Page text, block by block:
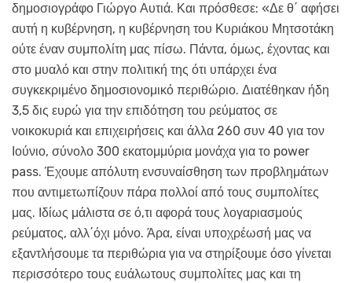
δημοσιογράφο Γιώργο Αυτιά. Και πρόσθεσε: «Δε θ΄ αφήσει
αυτή η κυβέρνηση, η κυβέρνηση του Κυριάκου Μητσοτάκη
ούτε έναν συμπολίτη μας πίσω. Πάντα, όμως, έχοντας και
στο μυαλό και στην πολιτική της ότι υπάρχει ένα
συγκεκριμένο δημοσιονομικό περιθώριο. Διατέθηκαν ήδη
3,5 δις ευρώ για την επιδότηση του ρεύματος σε
νοικοκυριά και επιχειρήσεις και άλλα 260 συν 40 για τον
Ιούνιο, σύνολο 300 εκατομμύρια μονάχα για το power
pass. Έχουμε απόλυτη ενσυναίσθηση των προβλημάτων
που αντιμετωπίζουν πάρα πολλοί από τους συμπολίτες
μας. Ιδίως μάλιστα σε ό,τι αφορά τους λογαριασμούς
ρεύματος, αλλ΄όχι μόνο. Άρα, είναι υποχρέωσή μας να
εξαντλήσουμε τα περιθώρια για να στηρίξουμε όσο γίνεται
περισσότερο τους ευάλωτους συμπολίτες μας και τη